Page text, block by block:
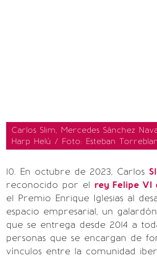
Carlos Slim, Mercedes Sánchez
Harp Helú / Foto: Esteban
10. En octubre de 2023, Carlos
reconocido por el rey Felipe VI
el Premio Enrique Iglesias al
espacio empresarial, un
que se entrega desde 2014 a
personas que se encargan de
vínculos entre la comunidad